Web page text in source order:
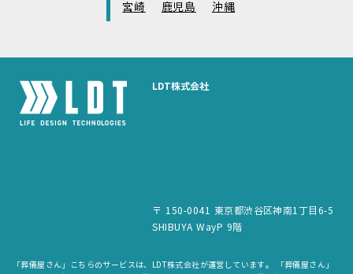
宮崎
鹿児島 沖縄
LDT株式会社
〒 150-0041 東京都渋谷区神南1丁目6-5
SHIBUYA WayP 9階
「葬儀屋さん」こちらのサービスは、LDT株式会社が運営しています。 「葬儀屋さん」